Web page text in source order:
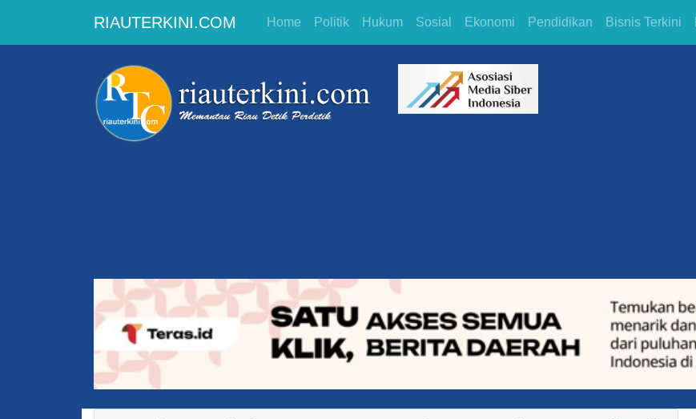
RIAUTERKINI.COM Home Politik Hukum Sosial Ekonomi Pendidikan Bisnis Terkini